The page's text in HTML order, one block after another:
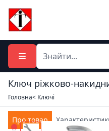
Ключ ріжково-
Головна< Ключі
Про товар